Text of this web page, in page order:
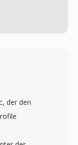
der den